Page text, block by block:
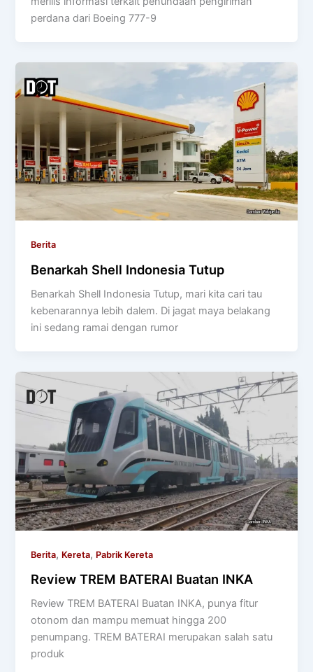
perdana dari Boeing 777-9
Berita
Benarkah Shell Indonesia Tutup
Benarkah Shell Indonesia Tutup, mari kita cari tau
kebenarannya lebih dalem. Di jagat maya belakang
ini sedang ramai dengan rumor
Berita, Kereta, Pabrik Kereta
Review TREM BATERAI Buatan INKA
Review TREM BATERAI Buatan INKA, punya fitur
otonom dan mampu memuat hingga 200
penumpang. TREM BATERAI merupakan salah satu
produk